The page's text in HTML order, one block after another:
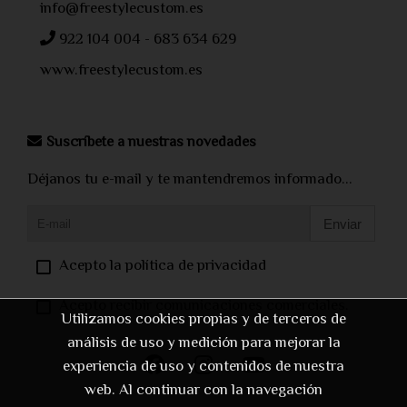
info@freestylecustom.es
922 104 004 - 683 634 629
www.freestylecustom.es
Suscríbete a nuestras novedades
Déjanos tu e-mail y te mantendremos informado...
Enviar
Acepto la política de privacidad
Acepto recibir comunicaciones comerciales.
Utilizamos cookies propias y de terceros de
análisis de uso y medición para mejorar la
experiencia de uso y contenidos de nuestra
web. Al continuar con la navegación